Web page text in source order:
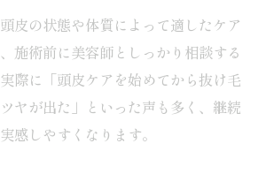
皮の状態や体質によって適したケア
施術前に美容師としっかり相談する
際に「頭皮ケアを始めてから抜け毛
ヤが出た」といった声も多く、継続
感しやすくなります。